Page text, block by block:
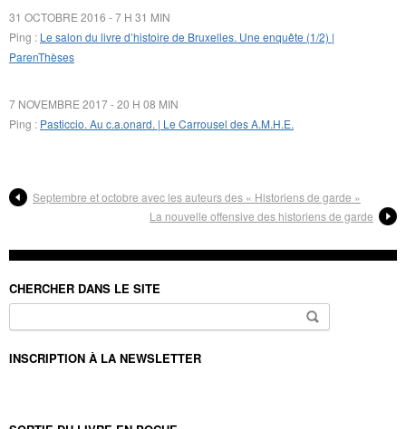
31 OCTOBRE 2016 - 7 H 31 MIN
Ping : Le salon du livre d’histoire de Bruxelles. Une enquête (1/2) |
ParenThèses
7 NOVEMBRE 2017 - 20 H 08 MIN
Ping : Pasticcio. Au c.a.onard. | Le Carrousel des A.M.H.E.
Septembre et octobre avec les auteurs des « Historiens de garde »
La nouvelle offensive des historiens de garde
CHERCHER DANS LE SITE
Rechercher :
INSCRIPTION À LA NEWSLETTER